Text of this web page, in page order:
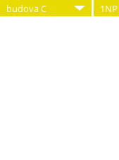
budova C 1NP